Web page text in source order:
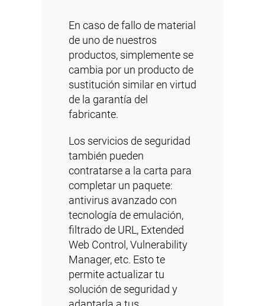
En caso de fallo de material
de uno de nuestros
productos, simplemente se
cambia por un producto de
sustitución similar en virtud
de la garantía del
fabricante.
Los servicios de seguridad
también pueden
contratarse a la carta para
completar un paquete:
antivirus avanzado con
tecnología de emulación,
filtrado de URL, Extended
Web Control , Vulnerability
Manager, etc. Esto te
permite actualizar tu
solución de seguridad y